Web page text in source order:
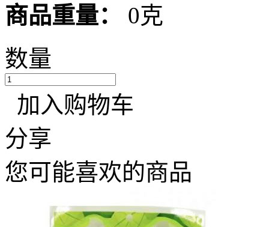
商品重量：
0克
数量
加入购物车
分享
您可能喜欢的商品